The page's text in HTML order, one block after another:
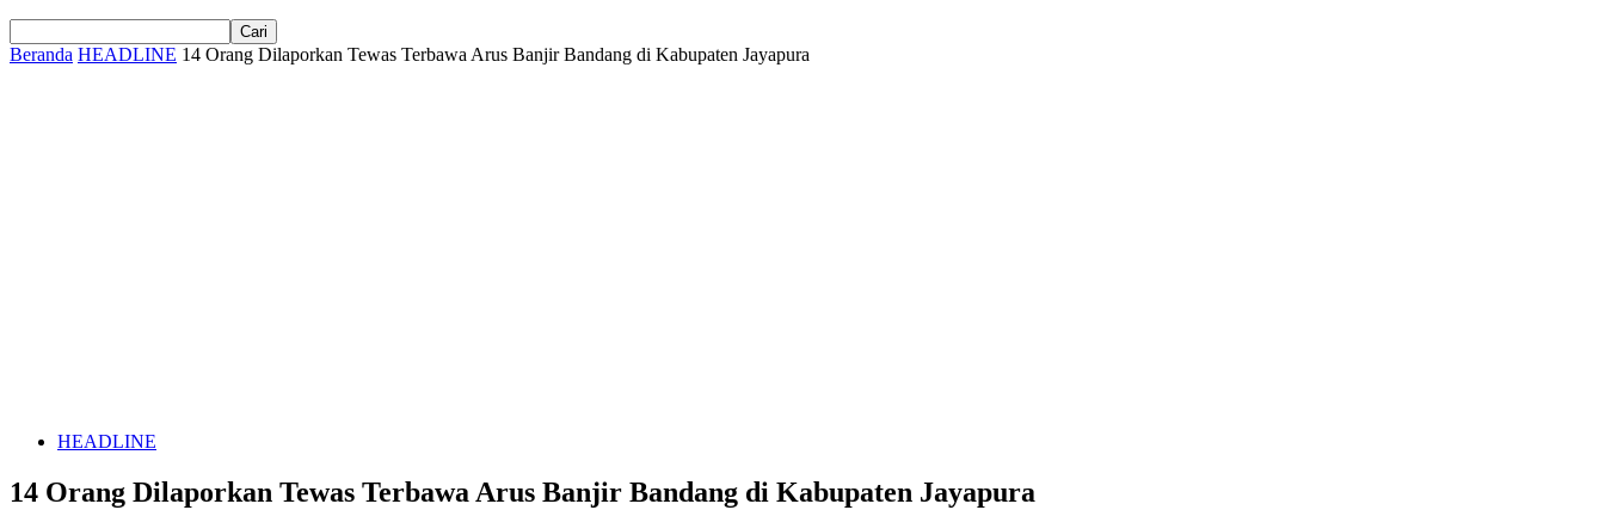
Beranda HEADLINE 14 Orang Dilaporkan Tewas Terbawa Arus Banjir Bandang di Kabupaten Jayapura
HEADLINE
14 Orang Dilaporkan Tewas Terbawa Arus Banjir Bandang di Kabupaten Jayapura